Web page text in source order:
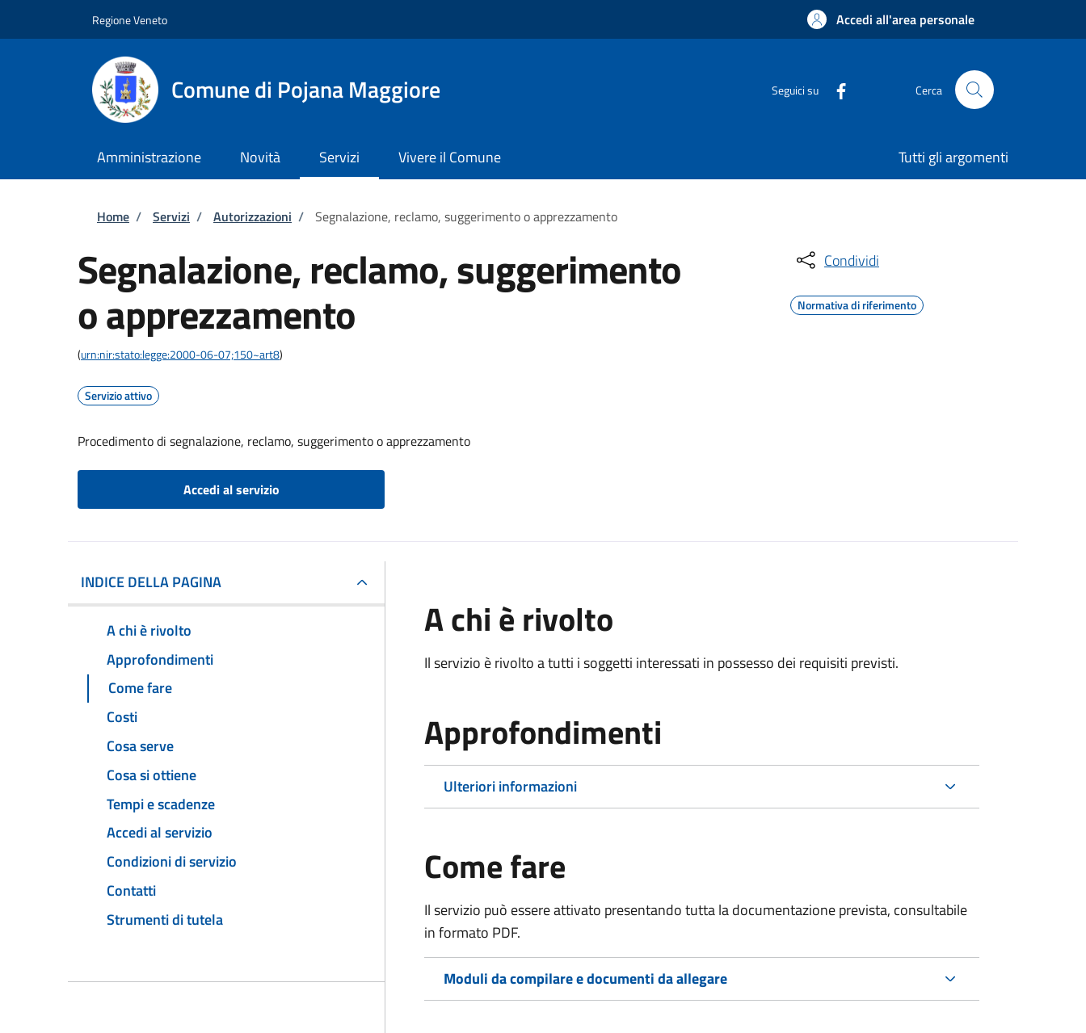
Regione Veneto Accedi all'area personale
Comune di Pojana Maggiore Seguici su Cerca
Amministrazione Novità Servizi Vivere il Comune Tutti gli argomenti
Briciole di pane
Home / Servizi / Autorizzazioni / Segnalazione, reclamo, suggerimento o apprezzamento
Segnalazione, reclamo, suggerimento
o apprezzamento
(urn:nir:stato:legge:2000-06-07;150~art8)
Servizio attivo
Procedimento di segnalazione, reclamo, suggerimento o apprezzamento
Accedi al servizio
Condividi
Normativa di riferimento
INDICE DELLA PAGINA
A chi è rivolto
Approfondimenti
Come fare
Costi
Cosa serve
Cosa si ottiene
Tempi e scadenze
Accedi al servizio
Condizioni di servizio
Contatti
Strumenti di tutela
A chi è rivolto
Il servizio è rivolto a tutti i soggetti interessati in possesso dei requisiti previsti.
Approfondimenti
Ulteriori informazioni
Come fare
Il servizio può essere attivato presentando tutta la documentazione prevista, consultabile
in formato PDF.
Moduli da compilare e documenti da allegare